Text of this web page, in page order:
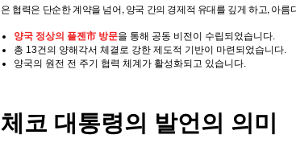
은 협력은 단순한 계약을 넘어, 양국 간의 경제적 유대를 깊게 하고, 아
양국 정상의 플젠市 방문을 통해 공동 비전이 수립되었습니다.
총 13건의 양해각서 체결로 강한 제도적 기반이 마련되었습니다.
양국의 원전 전 주기 협력 체계가 활성화되고 있습니다.
체코 대통령의 발언의 의미